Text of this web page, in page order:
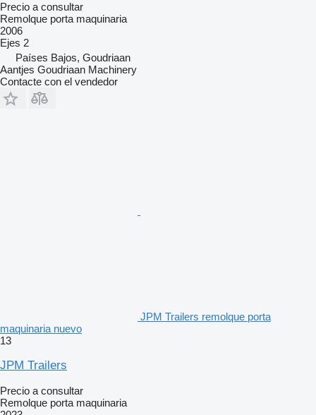
Precio a consultar
Remolque porta maquinaria
2006
Ejes 2
Países Bajos, Goudriaan
Aantjes Goudriaan Machinery
Contacte con el vendedor
JPM Trailers remolque porta
maquinaria nuevo
13
JPM Trailers
Precio a consultar
Remolque porta maquinaria